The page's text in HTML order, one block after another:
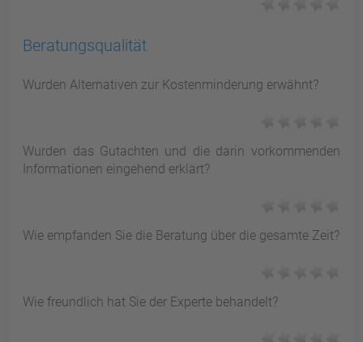
Beratungsqualität
Wurden Alternativen zur Kostenminderung erwähnt?
Wurden das Gutachten und die darin vorkommenden
Informationen eingehend erklärt?
Wie empfanden Sie die Beratung über die gesamte Zeit?
Wie freundlich hat Sie der Experte behandelt?